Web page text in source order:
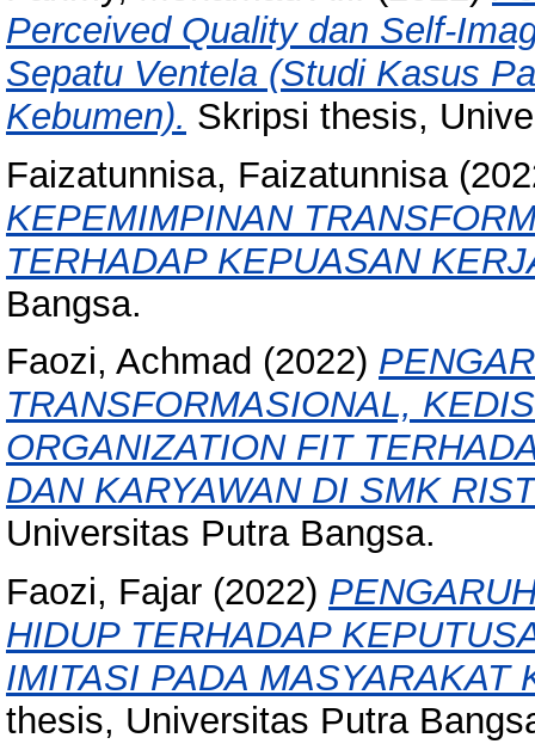
Perceived Quality dan Self-
Sepatu Ventela (Studi Kasus
Kebumen). Skripsi thesis,
Faizatunnisa, Faizatunnisa
KEPEMIMPINAN
TERHADAP KEPUASAN
Bangsa.
Faozi, Achmad (2022)
TRANSFORMASIONAL,
ORGANIZATION FIT
DAN KARYAWAN DI SMK
Universitas Putra Bangsa.
Faozi, Fajar (2022)
HIDUP TERHADAP
IMITASI PADA MASYARAKAT
thesis, Universitas Putra